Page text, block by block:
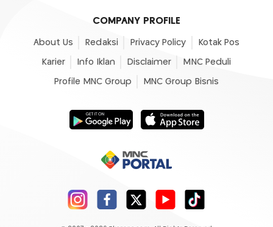
COMPANY PROFILE
About Us Redaksi Privacy Policy Kotak Pos
Karier Info Iklan Disclaimer MNC Peduli
Profile MNC Group MNC Group Bisnis